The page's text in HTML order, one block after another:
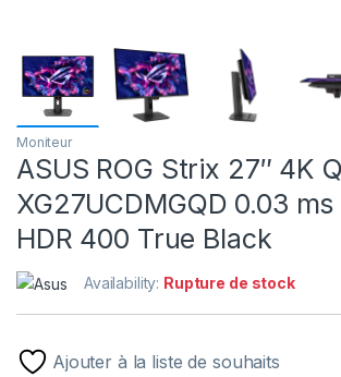
Moniteur
ASUS ROG Strix 27″ 4K
XG27UCDMGQD 0.03
HDR 400 True Black
Availability: Rupture de stock
Ajouter à la liste de souhaits